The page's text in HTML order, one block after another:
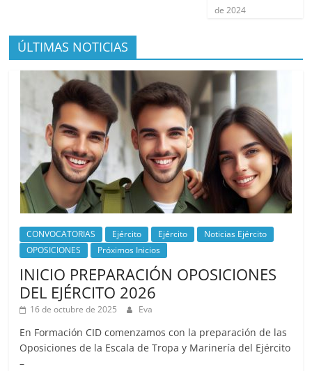
de 2024
ÚLTIMAS NOTICIAS
CONVOCATORIAS Ejército Ejército
Noticias Ejército
OPOSICIONES
Próximos Inicios
INICIO PREPARACIÓN OPOSICIONES
DEL EJÉRCITO 2026
16 de octubre de 2025 Eva
En Formación CID comenzamos con la preparación de las
Oposiciones de la Escala de Tropa y Marinería del Ejército
–